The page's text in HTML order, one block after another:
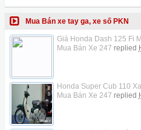
Mua Bán xe tay ga, xe số PKN
Giá Honda Dash 125 Fi
Mua Bán Xe 247 replied
Honda Super Cub 110
Mua Bán Xe 247 replied